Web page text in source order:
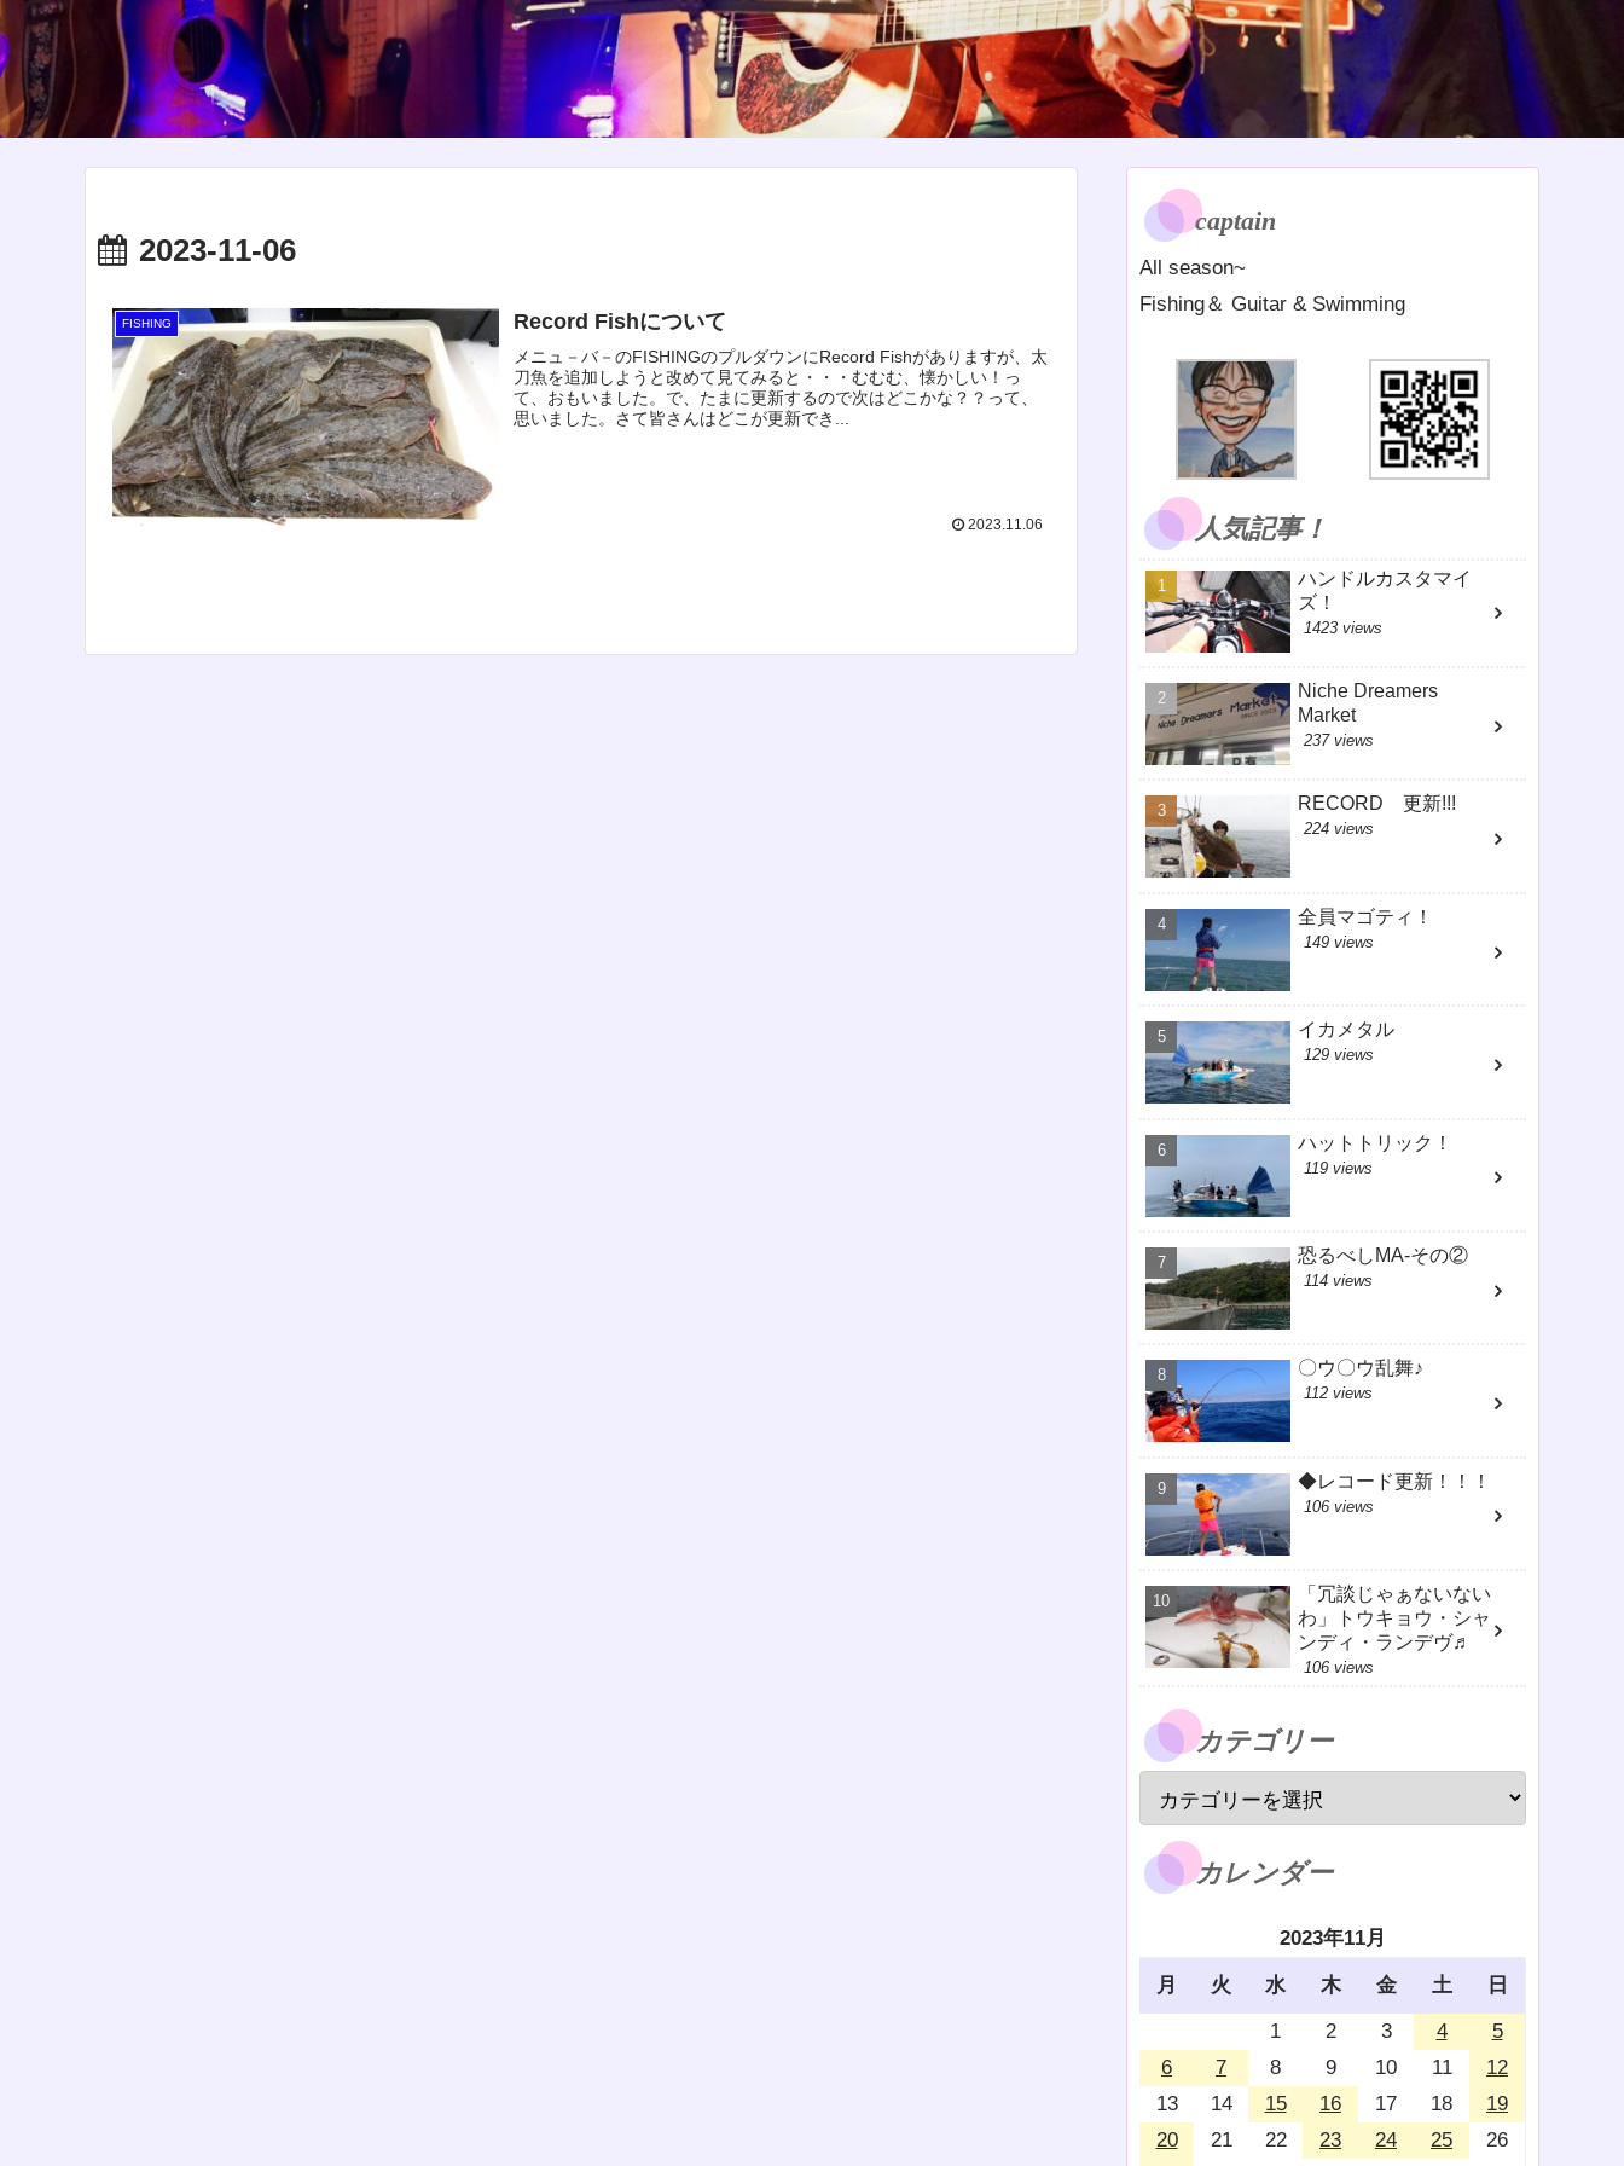
2023-11-06
FISHING Record Fishについて
メニュ－バ－のFISHINGのプルダウンにRecord Fishがありますが、太
刀魚を追加しようと改めて見てみると・・・むむむ、懐かしい！っ
て、おもいました。で、たまに更新するので次はどこかな？？って、
思いました。さて皆さんはどこが更新でき...
2023.11.06
captain
All season~
Fishing＆ Guitar & Swimming
人気記事！
ハンドルカスタマイ
ズ！
1423 views
Niche Dreamers
Market
237 views
RECORD 更新!!!
224 views
全員マゴティ！
149 views
イカメタル
129 views
ハットトリック！
119 views
恐るべしMA-その②
114 views
〇ウ〇ウ乱舞♪
112 views
◆レコード更新！！！
106 views
「冗談じゃぁないない
わ」トウキョウ・シャ
ンディ・ランデヴ♬
106 views
カテゴリー
カレンダー
2023年11月
月 火 水 木 金 土
日
1
2 3 4
5
6
7 8 9 10 11
12
13
14 15 16 17 18
19
20
21 22 23 24 25
26